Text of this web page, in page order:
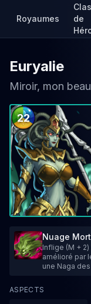
Royaumes
de
Euryalie
Miroir, mon
22
Nuage
Inflige (M +
amélioré par
une Naga
ASPECTS